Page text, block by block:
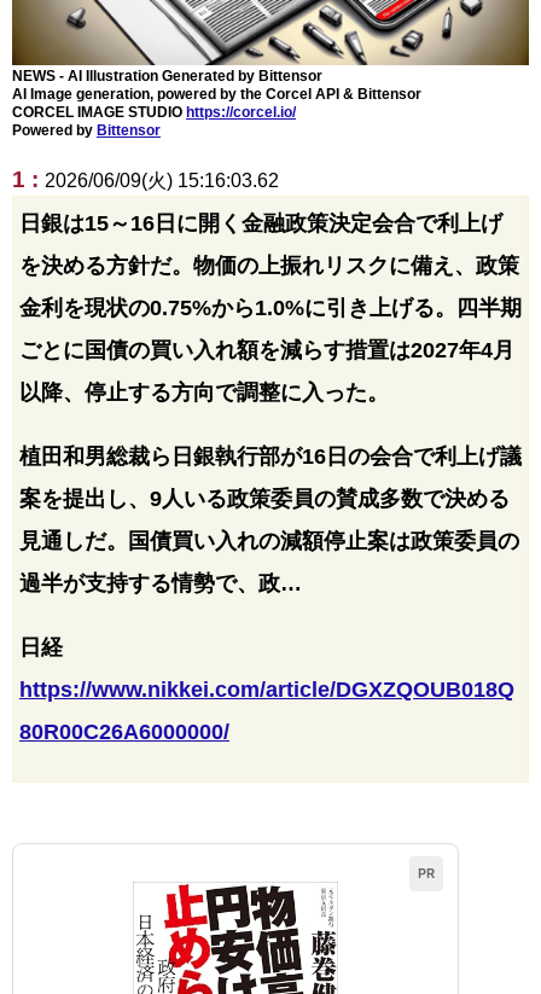
NEWS - AI Illustration Generated by Bittensor
AI Image generation, powered by the Corcel API & Bittensor
CORCEL IMAGE STUDIO https://corcel.io/
Powered by Bittensor
1 : 2026/06/09(火) 15:16:03.62
日銀は15～16日に開く金融政策決定会合で利上げ
を決める方針だ。物価の上振れリスクに備え、政策
金利を現状の0.75%から1.0%に引き上げる。四半期
ごとに国債の買い入れ額を減らす措置は2027年4月
以降、停止する方向で調整に入った。
植田和男総裁ら日銀執行部が16日の会合で利上げ議
案を提出し、9人いる政策委員の賛成多数で決める
見通しだ。国債買い入れの減額停止案は政策委員の
過半が支持する情勢で、政…
日経
https://www.nikkei.com/article/DGXZQOUB018Q
80R00C26A6000000/
PR